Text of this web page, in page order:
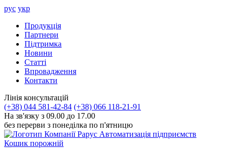
рус укр
Продукцiя
Партнери
Пiдтримка
Новини
Статті
Впровадження
Контакти
Лiнiя консультацiй
(+38) 044 581-42-84 (+38) 066 118-21-91
На зв'язку з 09.00 до 17.00
без перерви з понеділка по п'ятницю
Автоматизація підприємств
Кошик порожній